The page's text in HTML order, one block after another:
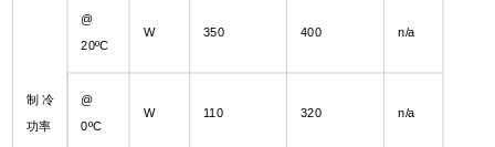
制冷
功率
@
20ºC
W 350 400 n/a
@
0ºC
W 110 320 n/a